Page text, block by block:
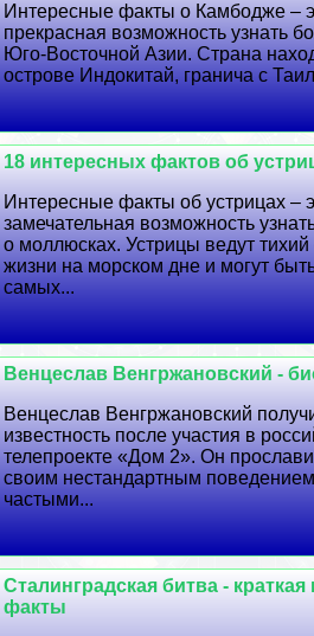
Интересные факты о Камбодже –
прекрасная возможность узнать
Юго-Восточной Азии. Страна
острове Индокитай, гранича с
18 интересных фактов об
Интересные факты об устрицах –
замечательная возможность
о моллюсках. Устрицы ведут тихий
жизни на морском дне и могут
самых...
Венцеслав Венгржановский -
Венцеслав Венгржановский
известность после участия в
телепроекте «Дом 2». Он
своим нестандартным
частыми...
Сталинградская битва -
факты